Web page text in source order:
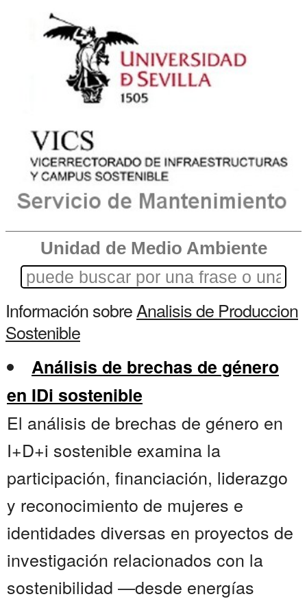
Unidad de Medio Ambiente
Información sobreAnalisis de Produccion
Sostenible
Análisis de brechas de género
en IDi sostenible
El análisis de brechas de género en
I+D+i sostenible examina la
participación, financiación, liderazgo
y reconocimiento de mujeres e
identidades diversas en proyectos de
investigación relacionados con la
sostenibilidad —desde energías